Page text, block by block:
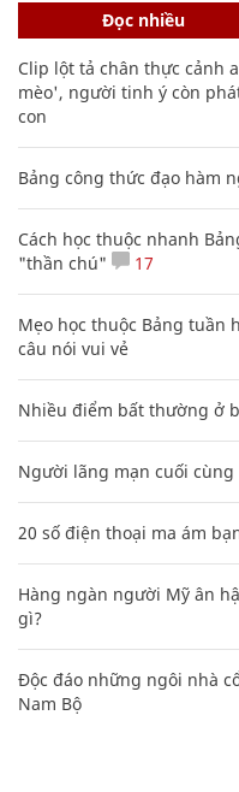
Đọc nhiều
Clip lột tả chân thực cảnh
mèo', người tinh ý còn
con
Bảng công thức đạo hàm
Cách học thuộc nhanh
"thần chú"
17
Mẹo học thuộc Bảng tuần
câu nói vui vẻ
Nhiều điểm bất thường ở
Người lãng mạn cuối cùng
20 số điện thoại ma ám
Hàng ngàn người Mỹ ân
gì?
Độc đáo những ngôi nhà
Nam Bộ